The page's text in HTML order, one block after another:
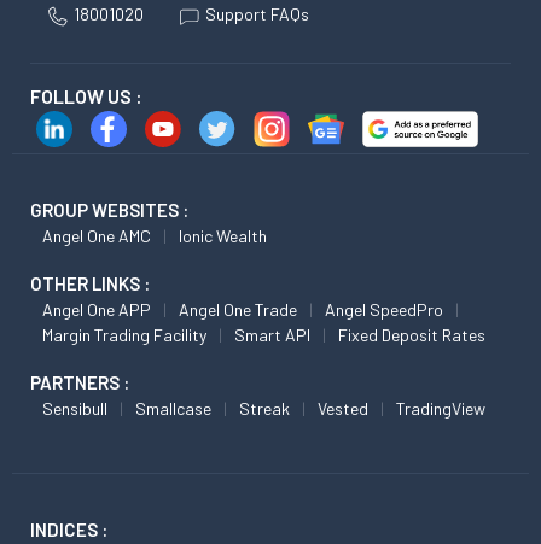
18001020 Support FAQs
FOLLOW US :
GROUP WEBSITES :
Angel One AMC Ionic Wealth
OTHER LINKS :
Angel One APP Angel One Trade
Angel SpeedPro
Margin Trading Facility
Smart API Fixed Deposit Rates
PARTNERS :
Sensibull Smallcase Streak Vested TradingView
INDICES :